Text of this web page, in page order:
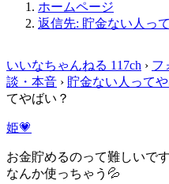
ホームページ
返信先: 貯金ない人っ
いいなちゃんねる 117ch › フ
談・本音 › 貯金ない人ってや
てやばい？
姫💗
お金貯めるのって難しいです
なんか使っちゃう💦